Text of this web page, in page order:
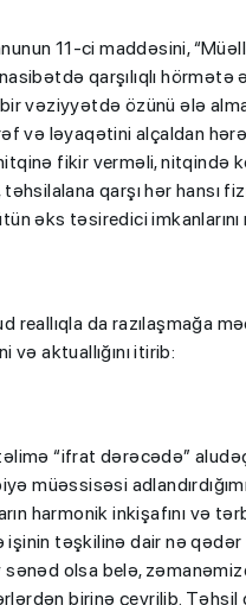
11-ci maddəsini,
qarşılıqlı
vəziyyətdə özünü ələ
və ləyaqətini alçaldan
fikir verməli,
qarşı hər hansı
əks təsiredici
reallıqla da razılaşmağa
aktuallığını itirib:
“ifrat dərəcədə”
müəssisəsi
harmonik inkişafını və
təşkilinə dair nə
olsa belə,
birinə çevrilib.